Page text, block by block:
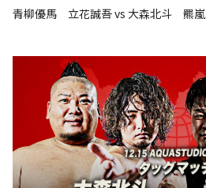
青柳優馬 立花誠吾 vs 大森北斗 羆嵐